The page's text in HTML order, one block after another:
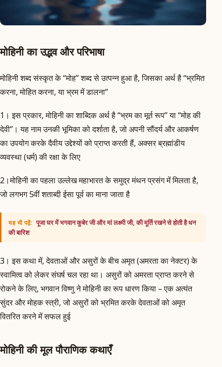
मोहिनी का उद्भव और परिभाषा
मोहिनी शब्द संस्कृत के “मोह” शब्द से उत्पन्न हुआ है, जिसका अर्थ है “भ्रमित
करना, मोहित करना, या भ्रम में डालना”
1। इस प्रकार, मोहिनी का शाब्दिक अर्थ है “भ्रम का मूर्त रूप” या “मोह की
देवी”। यह नाम उनकी भूमिका को दर्शाता है, जो अपनी सौंदर्य और आकर्षण
का उपयोग करके दैवीय उद्देश्यों को प्राप्त करती हैं, अक्सर ब्रह्मांडीय
व्यवस्था (धर्म) की रक्षा के लिए
2।मोहिनी का पहला उल्लेख महाभारत के समुद्र मंथन प्रसंग में मिलता है,
जो लगभग 5वीं शताब्दी ईसा पूर्व का माना जाता है
यह भी पढ़ें: पूजा घर में भगवान कुबेर जी और मां लक्ष्मी जी, की मूर्ति रखने से होती है धन
की बारिश
3। इस कथा में, देवताओं और असुरों के बीच अमृत (अमरता का नेक्टर) के
स्वामित्व को लेकर संघर्ष चल रहा था। असुरों को अमरता प्राप्त करने से
रोकने के लिए, भगवान विष्णु ने मोहिनी का रूप धारण किया – एक अत्यंत
सुंदर और मोहक स्त्री, जो असुरों को भ्रमित करके देवताओं को अमृत
वितरित करने में सफल हुई
मोहिनी की मूल पौराणिक कथाएँ